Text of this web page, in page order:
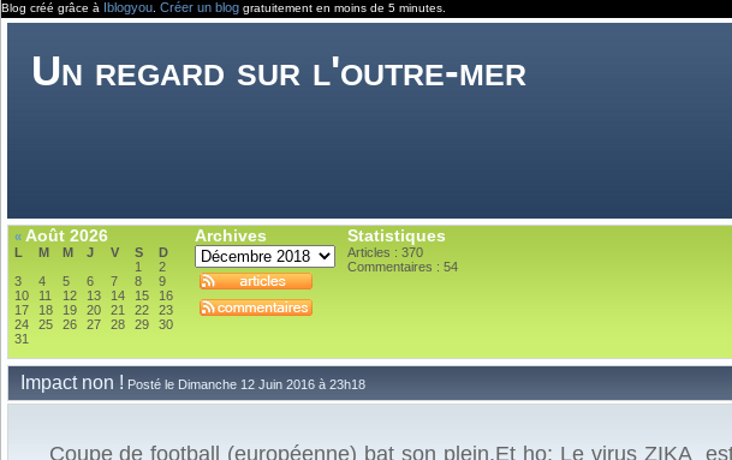
Blog créé grâce à Iblogyou Créer un blog gratuitement en moins de 5 minutes.
Un regard sur l'outre-mer
« Août 2026
L M M J V S
D
1
2
3
4 5 6 7 8
9
10
11 12 13 14 15
16
17
18 19 20 21 22
23
24
25 26 27 28 29
30
31
Archives Statistiques
Articles : 370
Commentaires : 54
Impact non ! Posté le Dimanche 12 Juin 2016 à 23h18
Coupe de football (européenne) bat son plein.Et ho; Le virus ZIKA